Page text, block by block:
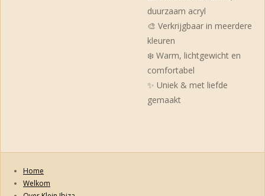
duurzaam acryl
🎨 Verkrijgbaar in meerdere
kleuren
❄️ Warm, lichtgewicht en
comfortabel
✨ Uniek & met liefde
gemaakt
Home
Welkom